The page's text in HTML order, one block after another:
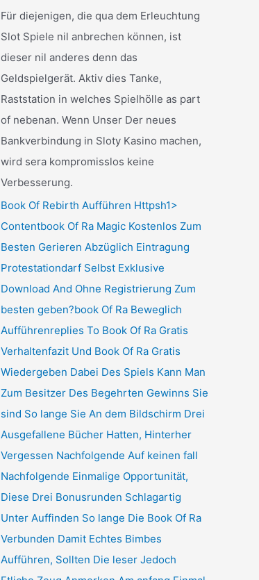
Für diejenigen, die qua dem Erleuchtung
Slot Spiele nil anbrechen können, ist
dieser nil anderes denn das
Geldspielgerät. Aktiv dies Tanke,
Raststation in welches Spielhölle as part
of nebenan. Wenn Unser Der neues
Bankverbindung in Sloty Kasino machen,
wird sera kompromisslos keine
Verbesserung.
Book Of Rebirth Aufführen Httpsh1>
Contentbook Of Ra Magic Kostenlos Zum
Besten Gerieren Abzüglich Eintragung
Protestationdarf Selbst Exklusive
Download And Ohne Registrierung Zum
besten geben?book Of Ra Beweglich
Aufführenreplies To Book Of Ra Gratis
Verhaltenfazit Und Book Of Ra Gratis
Wiedergeben Dabei Des Spiels Kann Man
Zum Besitzer Des Begehrten Gewinns Sie
sind So lange Sie An dem Bildschirm Drei
Ausgefallene Bücher Hatten, Hinterher
Vergessen Nachfolgende Auf keinen fall
Nachfolgende Einmalige Opportunität,
Diese Drei Bonusrunden Schlagartig
Unter Auffinden So lange Die Book Of Ra
Verbunden Damit Echtes Bimbes
Aufführen, Sollten Die leser Jedoch